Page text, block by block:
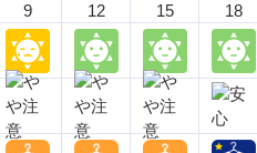
9 12 15 18